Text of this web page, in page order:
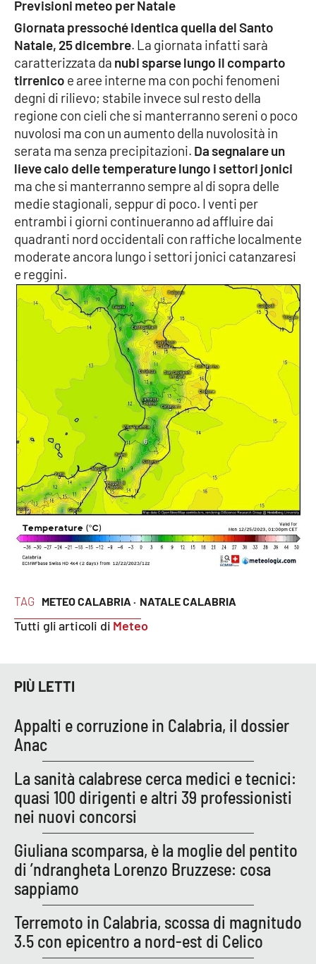
EDIZIONI
LOCALI
Catanzaro
Crotone
Vibo Valentia
Reggio Calabria
Cosenza
Lamezia Terme
PROGETTI
SPECIALI
Buona Sanità Calabria
LACALABRIAVISIONE
Destinazioni
Eventi
Food
Storie
LAC
NETWORK
Lacplay.it
Lacitymag.it
Lacapitalenews.it
Ilreggino.it
Cosenzachannel.it
Ilvibonese.it
Catanzarochannel.it
TAG METEO CALABRIA · NATALE CALABRIA
Tutti gli articoli di Meteo
Previsioni meteo per Natale
Giornata pressoché identica quella del Santo
Natale, 25 dicembre. La giornata infatti sarà
caratterizzata da nubi sparse lungo il comparto
tirrenico e aree interne ma con pochi fenomeni
degni di rilievo; stabile invece sul resto della
regione con cieli che si manterranno sereni o poco
nuvolosi ma con un aumento della nuvolosità in
serata ma senza precipitazioni. Da segnalare un
lieve calo delle temperature lungo i settori jonici
ma che si manterranno sempre al di sopra delle
medie stagionali, seppur di poco. I venti per
entrambi i giorni continueranno ad affluire dai
quadranti nord occidentali con raffiche localmente
moderate ancora lungo i settori jonici catanzaresi
e reggini.
PIÙ LETTI
Appalti e corruzione in Calabria, il dossier
Anac
La sanità calabrese cerca medici e tecnici:
quasi 100 dirigenti e altri 39 professionisti
nei nuovi concorsi
Giuliana scomparsa, è la moglie del pentito
di ’ndrangheta Lorenzo Bruzzese: cosa
sappiamo
Terremoto in Calabria, scossa di magnitudo
3.5 con epicentro a nord-est di Celico